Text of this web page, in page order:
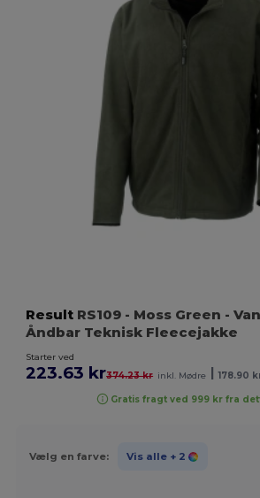
Result RS109 - Moss Green -
Åndbar Teknisk Fleecejakke
Starter ved
223.63 kr374.23 kr inkl. Mødre 178.90
Gratis fragt ved 999 kr fra
Vælg en farve: Vis alle + 2